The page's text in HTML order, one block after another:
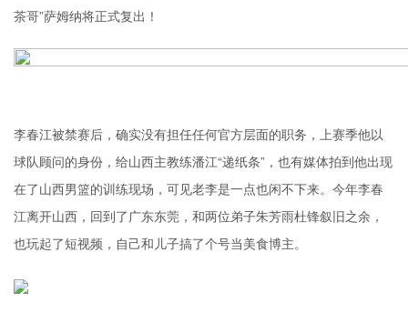
茶哥”萨姆纳将正式复出！
李春江被禁赛后，确实没有担任任何官方层面的职务，上赛季他以
球队顾问的身份，给山西主教练潘江“递纸条”，也有媒体拍到他出现
在了山西男篮的训练现场，可见老李是一点也闲不下来。今年李春
江离开山西，回到了广东东莞，和两位弟子朱芳雨杜锋叙旧之余，
也玩起了短视频，自己和儿子搞了个号当美食博主。